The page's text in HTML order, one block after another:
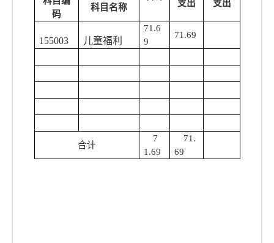
支出
支出
码
科目名称
155003 儿童福利
71.6
9
71.69
合计
7
1.69
71.
69